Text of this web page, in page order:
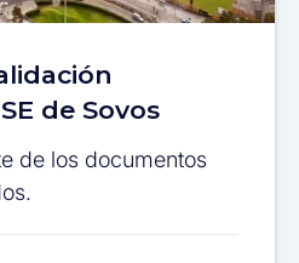
de Sovos
de los documentos